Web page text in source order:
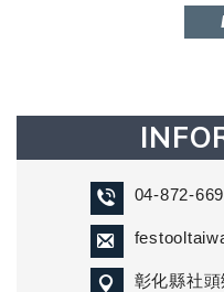
04-872-
彰化縣社